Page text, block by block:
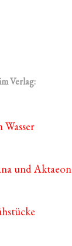
Verlag:
und Aktaeon